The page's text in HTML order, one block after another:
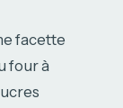
facette
four à